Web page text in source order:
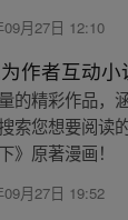
09月27日 12:10
作者互动小
的精彩作品，
索您想要阅读
》原著漫画！
09月27日 19:52